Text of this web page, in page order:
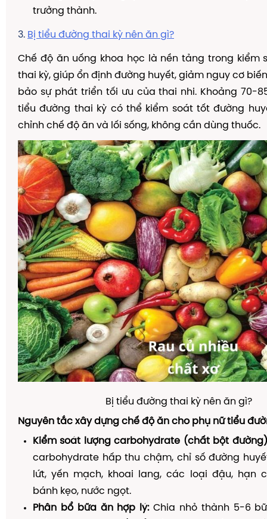
trưởng thành.
3. Bị tiểu đường thai kỳ nên ăn gì?
Chế độ ăn uống khoa học là nền tảng trong kiểm
thai kỳ, giúp ổn định đường huyết, giảm nguy cơ
bảo sự phát triển tối ưu của thai nhi. Khoảng 70-
tiểu đường thai kỳ có thể kiểm soát tốt đường
chỉnh chế độ ăn và lối sống, không cần dùng thuốc.
Bị tiểu đường thai kỳ nên ăn gì?
Nguyên tắc xây dựng chế độ ăn cho phụ nữ tiểu
Kiểm soát lượng carbohydrate (chất bột
carbohydrate hấp thu chậm, chỉ số đường
lứt, yến mạch, khoai lang, các loại đậu, hạn
bánh kẹo, nước ngọt.
Phân bổ bữa ăn hợp lý:Chia nhỏ thành 5-6